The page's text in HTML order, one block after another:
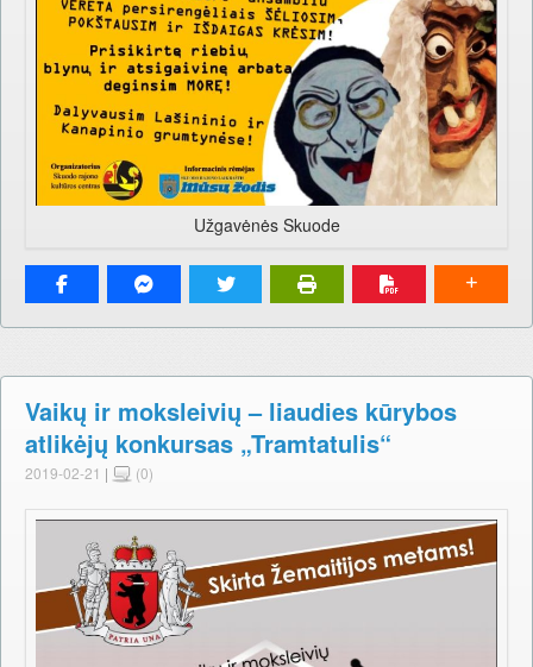
Užgavėnės Skuode
Vaikų ir moksleivių – liaudies kūrybos
atlikėjų konkursas „Tramtatulis“
2019-02-21 | (0)